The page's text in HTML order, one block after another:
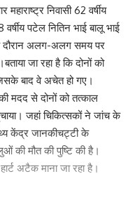
निवासी 62 वर्षीय
पटेल नितिन भाई बालू भाई
दौरान अलग-अलग समय पर
जा रहा है कि दोनों को
बाद वे अचेत हो गए।
मदद से दोनों को तत्काल
जहां चिकित्सकों ने जांच के
केंद्र जानकीचट्टी के
की मौत की पुष्टि की है।
अटैक माना जा रहा है।